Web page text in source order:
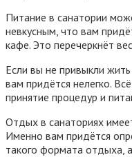
Питание в санатории
невкусным что вам
кафе. Это перечеркнёт
Если вы не привыкли жить
вам придётся нелегко. Всё
принятие процедур и
Отдых в санаториях
Именно вам придётся
такого формата отдыха а